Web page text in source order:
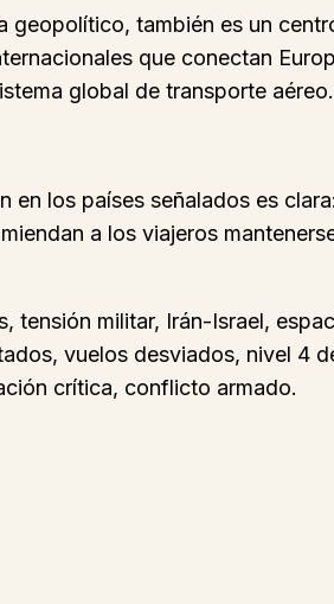
también es un
que conectan
global de transporte aéreo.
los países señalados es
a los viajeros
militar, Irán-Israel,
vuelos desviados, nivel 4
crítica, conflicto armado.